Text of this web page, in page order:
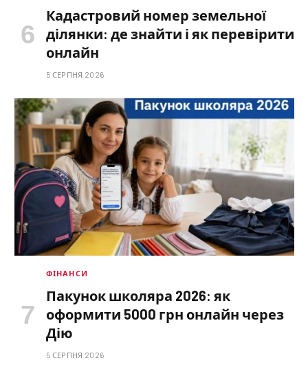
Кадастровий номер земельної
ділянки: де знайти і як перевірити
онлайн
5 СЕРПНЯ 2026
ФІНАНСИ
Пакунок школяра 2026: як
оформити 5000 грн онлайн через
Дію
5 СЕРПНЯ 2026